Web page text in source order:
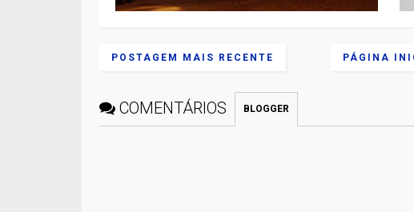
POSTAGEM MAIS RECENTE PÁGINA
COMENTÁRIOS BLOGGER